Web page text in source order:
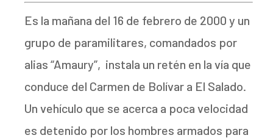
Es la mañana del 16 de febrero de 2000 y un
grupo de paramilitares, comandados por
alias “Amaury”, instala un retén en la vía que
conduce del Carmen de Bolívar a El Salado.
Un vehículo que se acerca a poca velocidad
es detenido por los hombres armados para